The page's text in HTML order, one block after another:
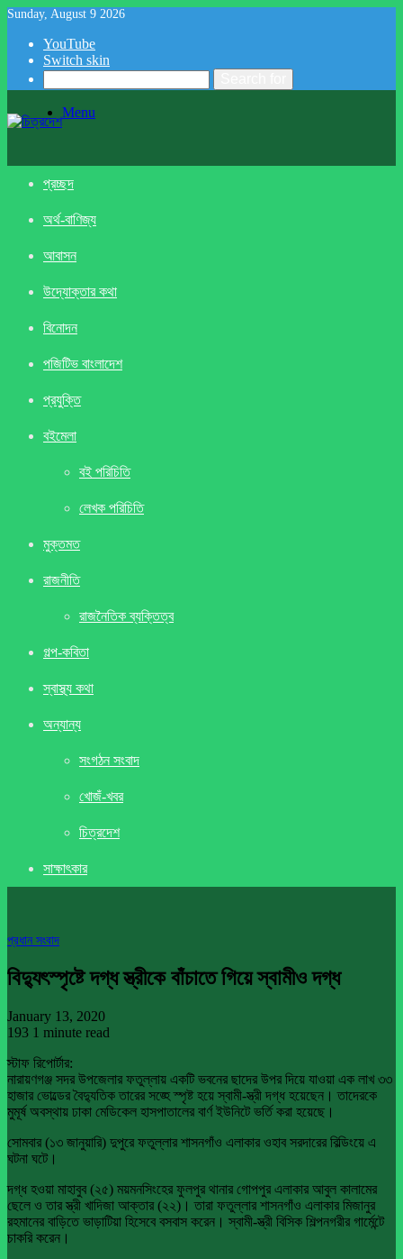
Sunday, August 9 2026
YouTube
Switch skin
Menu
প্রচ্ছদ
অর্থ-বাণিজ্য
আবাসন
উদ্যোক্তার কথা
বিনোদন
পজিটিভ বাংলাদেশ
প্রযুক্তি
বইমেলা
বই পরিচিতি
লেখক পরিচিতি
মুক্তমত
রাজনীতি
রাজনৈতিক ব্যক্তিত্ব
গল্প-কবিতা
স্বাস্থ্য কথা
অন্যান্য
সংগঠন সংবাদ
খােজঁ-খবর
চিত্রদেশ
সাক্ষাৎকার
প্রধান সংবাদ
বিদ্যুৎস্পৃষ্টে দগ্ধ স্ত্রীকে বাঁচাতে গিয়ে স্বামীও দগ্ধ
January 13, 2020
193 1 minute read
স্টাফ রিপোর্টার:
নারায়ণগঞ্জ সদর উপজেলার ফতুল্লায় একটি ভবনের ছাদের উপর দিয়ে যাওয়া এক লাখ ৩৩
হাজার ভোল্ডের বৈদ্যুতিক তারের সঙ্হে স্পৃষ্ট হয়ে স্বামী-স্ত্রী দগ্ধ হয়েছেন। তাদেরকে
মুমূর্ষ অবস্থায় ঢাকা মেডিকেল হাসপাতালের বার্ণ ইউনিটে ভর্তি করা হয়েছে।
সোমবার (১৩ জানুয়ারি) দুপুরে ফতুল্লার শাসনগাঁও এলাকার ওহাব সরদারের বিল্ডিংয়ে এ
ঘটনা ঘটে।
দগ্ধ হওয়া মাহাবুব (২৫) ময়মনসিংহের ফুলপুর থানার গোপপুর এলাকার আবুল কালামের
ছেলে ও তার স্ত্রী খাদিজা আক্তার (২২)। তারা ফতুল্লার শাসনগাঁও এলাকার মিজানুর
রহমানের বাড়িতে ভাড়াটিয়া হিসেবে বসবাস করেন। স্বামী-স্ত্রী বিসিক শিল্পনগরীর গার্মেন্টে
চাকরি করেন।